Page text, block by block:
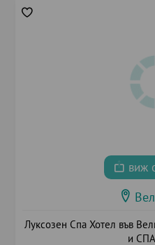
виж
Луксозен Спа Хотел във
и